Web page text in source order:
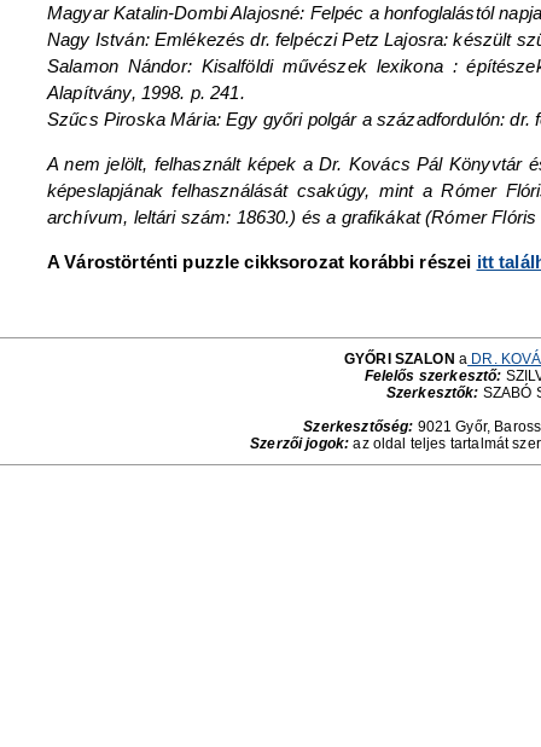
Magyar Katalin-Dombi Alajosné: Felpéc a honfoglalástól
Nagy István: Emlékezés dr. felpéczi Petz Lajosra: készült
Salamon Nándor: Kisalföldi művészek lexikona :
Alapítvány, 1998. p. 241.
Szűcs Piroska Mária: Egy győri polgár a századfordulón: dr.
A nem jelölt, felhasznált képek a Dr. Kovács Pál Könyvtár
képeslapjának felhasználását csakúgy, mint a Rómer
archívum, leltári szám: 18630.) és a grafikákat (Rómer
A Várostörténti puzzle cikksorozat korábbi részei itt
GYŐRI SZALON a DR.
Felelős szerkesztő:
Szerkesztők: SZABÓ
Szerkesztőség: 9021 Győr,
Szerzői jogok: az oldal teljes tartalmát